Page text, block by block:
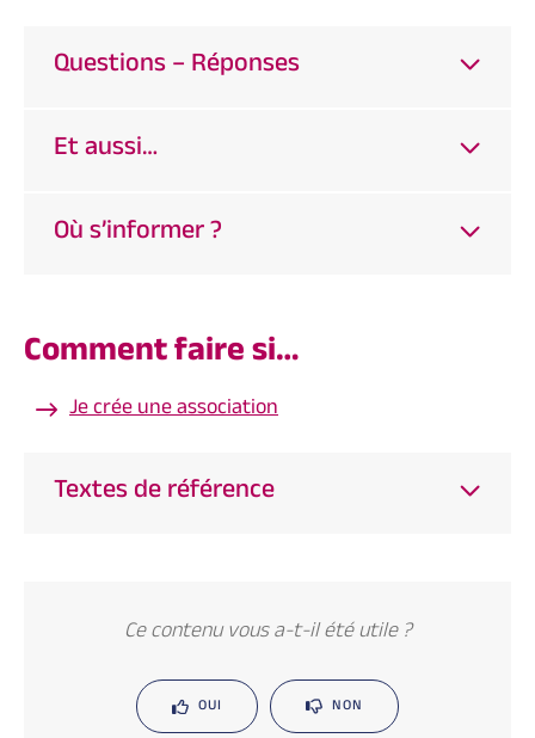
Questions – Réponses
Et aussi…
Où s’informer ?
Comment faire si…
Je crée une association
Textes de référence
Ce contenu vous a-t-il été utile ?
OUI NON